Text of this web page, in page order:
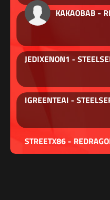
KAKAOBAB -
JEDIXENON1 -
IGREENTEAI -
STREETX86 -